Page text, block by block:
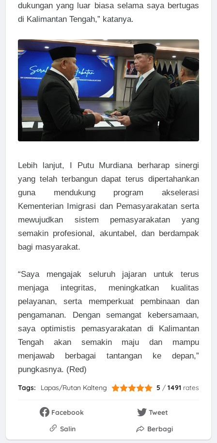
dukungan yang luar biasa selama saya bertugas
di Kalimantan Tengah,” katanya.
Lebih lanjut, I Putu Murdiana berharap sinergi
yang telah terbangun dapat terus dipertahankan
guna mendukung program akselerasi
Kementerian Imigrasi dan Pemasyarakatan serta
mewujudkan sistem pemasyarakatan yang
semakin profesional, akuntabel, dan berdampak
bagi masyarakat.
“Saya mengajak seluruh jajaran untuk terus
menjaga integritas, meningkatkan kualitas
pelayanan, serta memperkuat pembinaan dan
pengamanan. Dengan semangat kebersamaan,
saya optimistis pemasyarakatan di Kalimantan
Tengah akan semakin maju dan mampu
menjawab berbagai tantangan ke depan,”
pungkasnya. (Red)
Tags: Lapas/Rutan Kalteng 5 /1491 rates
Facebook
Tweet
Salin
Berbagi